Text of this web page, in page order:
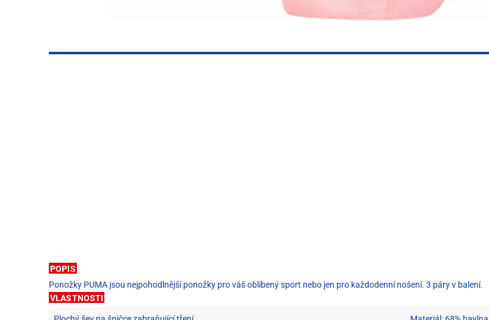
POPIS
Ponožky PUMA jsou nejpohodlnější ponožky pro váš oblíbený sport nebo jen pro každodenní nošení. 3 páry v balení.
VLASTNOSTI